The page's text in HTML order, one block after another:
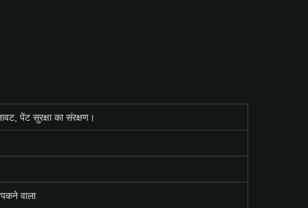
पेंट सुरक्षा का संरक्षण।
वाला